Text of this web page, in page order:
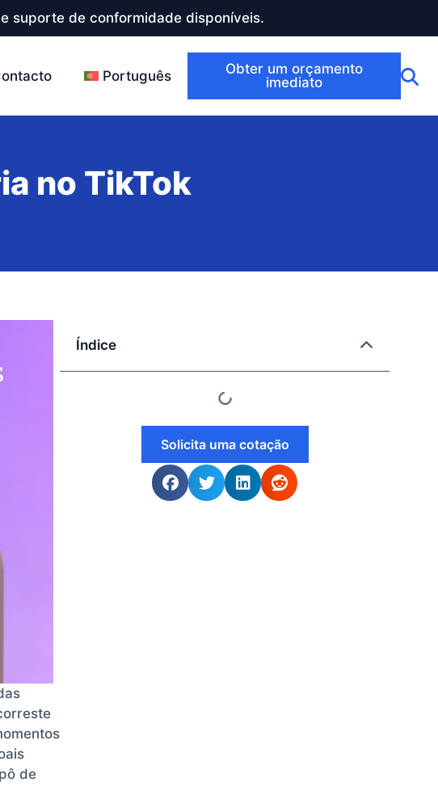
suporte de conformidade disponíveis.
Português
Obter um orçamento
imediato
no TikTok
de
Índice
Solicita uma cotação